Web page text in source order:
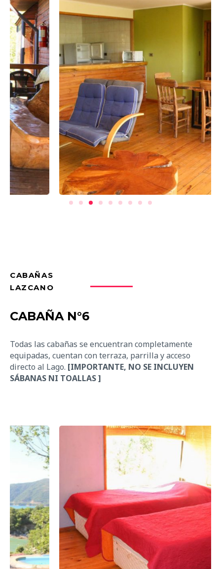
CABAÑAS
LAZCANO
CABAÑA N°6
Todas las cabañas se encuentran completamente
equipadas, cuentan con terraza, parrilla yacceso
directo al Lago. [IMPORTANTE, NO SE INCLUYEN
SÁBANAS NI TOALLAS ]